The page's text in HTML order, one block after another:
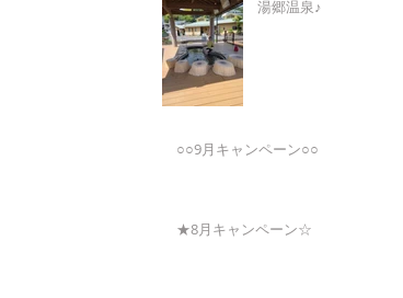
湯郷温泉♪
○○9月キャンペーン○○
★8月キャンペーン☆